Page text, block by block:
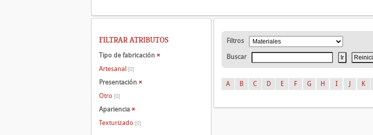
Filtros
Buscar
A B C D E F G H I K
FILTRAR ATRIBUTOS
Tipo de fabricación ×
Artesanal [0]
Presentación ×
Otro [0]
Apariencia ×
Texturizado [0]